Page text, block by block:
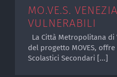
MO.VE.S.
VULNERABILI
La Città Metropolitana di
del progetto MOVES,
Scolastici Secondari [...]